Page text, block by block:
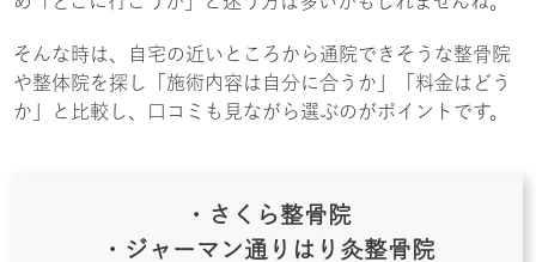
そんな時は、自宅の近いところから通院できそうな整骨院
や整体院を探し「施術内容は自分に合うか」「料金はどう
か」と比較し、口コミも見ながら選ぶのがポイントです。
・さくら整骨院
・ジャーマン通りはり灸整骨院